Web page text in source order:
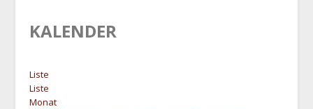
KALENDER
Liste
Liste
Monat